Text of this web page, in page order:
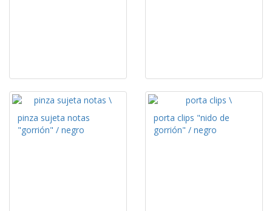
pinza sujeta notas
"gorrión" / negro
porta clips "nido de
gorrión" / negro